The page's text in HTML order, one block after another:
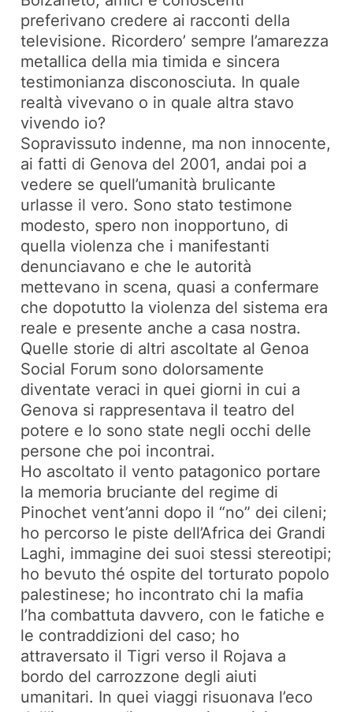
preferivano credere ai racconti della
televisione. Ricordero’ sempre l’amarezza
metallica della mia timida e sincera
testimonianza disconosciuta. In quale
realtà vivevano o in quale altra stavo
vivendo io?
Sopravissuto indenne, ma non innocente,
ai fatti di Genova del 2001, andai poi a
vedere se quell’umanità brulicante
urlasse il vero. Sono stato testimone
modesto, spero non inopportuno, di
quella violenza che i manifestanti
denunciavano e che le autorità
mettevano in scena, quasi a confermare
che dopotutto la violenza del sistema era
reale e presente anche a casa nostra.
Quelle storie di altri ascoltate al Genoa
Social Forum sono dolorsamente
diventate veraci in quei giorni in cui a
Genova si rappresentava il teatro del
potere e lo sono state negli occhi delle
persone che poi incontrai.
Ho ascoltato il vento patagonico portare
la memoria bruciante del regime di
Pinochet vent’anni dopo il “no” dei cileni;
ho percorso le piste dell’Africa dei Grandi
Laghi, immagine dei suoi stessi stereotipi;
ho bevuto thé ospite del torturato popolo
palestinese; ho incontrato chi la mafia
l’ha combattuta davvero, con le fatiche e
le contraddizioni del caso; ho
attraversato il Tigri verso il Rojava a
bordo del carrozzone degli aiuti
umanitari. In quei viaggi risuonava l’eco